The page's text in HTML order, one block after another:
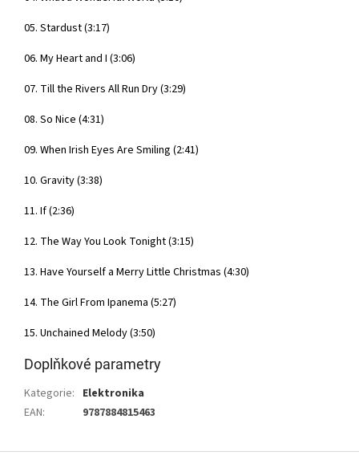
05. Stardust (3:17)
06. My Heart and I (3:06)
07. Till the Rivers All Run Dry (3:29)
08. So Nice (4:31)
09. When Irish Eyes Are Smiling (2:41)
10. Gravity (3:38)
11. If (2:36)
12. The Way You Look Tonight (3:15)
13. Have Yourself a Merry Little Christmas (4:30)
14. The Girl From Ipanema (5:27)
15. Unchained Melody (3:50)
Doplňkové parametry
Kategorie: Elektronika
EAN: 9787884815463